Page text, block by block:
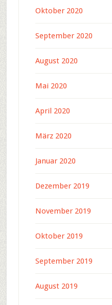
Oktober 2020
September 2020
August 2020
Mai 2020
April 2020
März 2020
Januar 2020
Dezember 2019
November 2019
Oktober 2019
September 2019
August 2019